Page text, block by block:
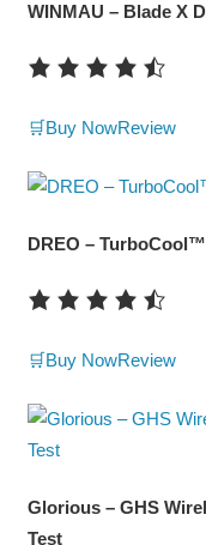
WINMAU – Blade X
🛒Buy NowReview
DREO –
🛒Buy NowReview
Glorious – GHS
Test